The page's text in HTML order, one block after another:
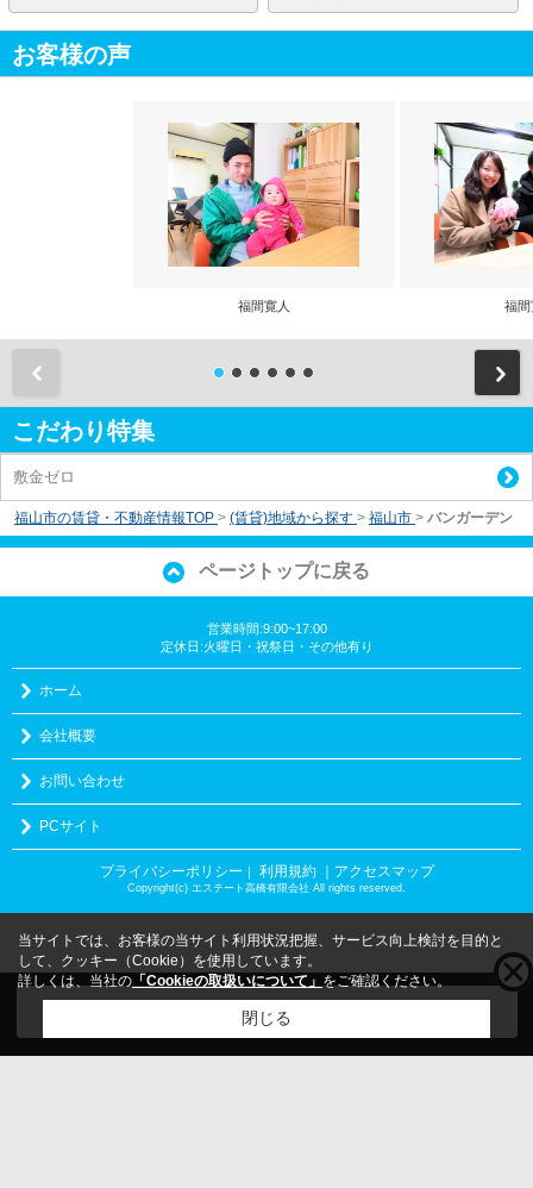
お客様の声
福間寛人 福間
こだわり特集
敷金ゼロ
福山市の賃貸・不動産情報TOP > (賃貸)地域から探す > 福山市 > バンガーデン
ページトップに戻る
営業時間:9:00~17:00
定休日:火曜日・祝祭日・その他有り
ホーム
会社概要
お問い合わせ
PCサイト
プライバシーポリシー 利用規約 ｜アクセスマップ
Copyright(c) エステート高橋有限会社 All rights reserved.
こちらの物件をご覧の方にお勧めな物件
当サイトでは、お客様の当サイト利用状況把握、サービス向上検討を目的と
して、クッキー（Cookie）を使用しています。
詳しくは、当社の 「Cookieの取扱いについて」 をご確認ください。
閉じる